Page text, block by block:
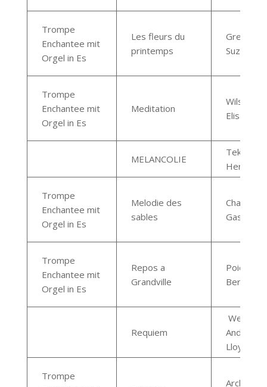
Trompe
Enchantee mit
Orgel in Es
Les fleurs du
printemps
Gresse
Suzanne
Trompe
Enchantee mit
Orgel in Es
Meditation
Wilson
Elisabeth
MELANCOLIE
Teknia,
Hervé
Trompe
Enchantee mit
Orgel in Es
Melodie des
sables
Chalmel
Gaston
Trompe
Enchantee mit
Orgel in Es
Repos a
Grandville
Poidevin
Bernard
Requiem
Webber
Andrew
Lloyd
Trompe